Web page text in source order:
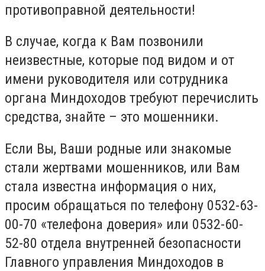
противоправной деятельности!
В случае, когда к Вам позвонили
неизвестные, которые под видом и от
имени руководителя или сотрудника
органа Миндоходов требуют перечислить
средства, знайте – это мошенники.
Если Вы, Ваши родные или знакомые
стали жертвами мошенников, или Вам
стала известна информация о них,
просим обращаться по телефону 0532-63-
00-70 «телефона доверия» или 0532-60-
52-80 отдела внутренней безопасности
Главного управления Миндоходов в